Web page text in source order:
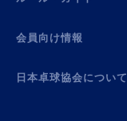
会員向け情報
日本卓球協会について